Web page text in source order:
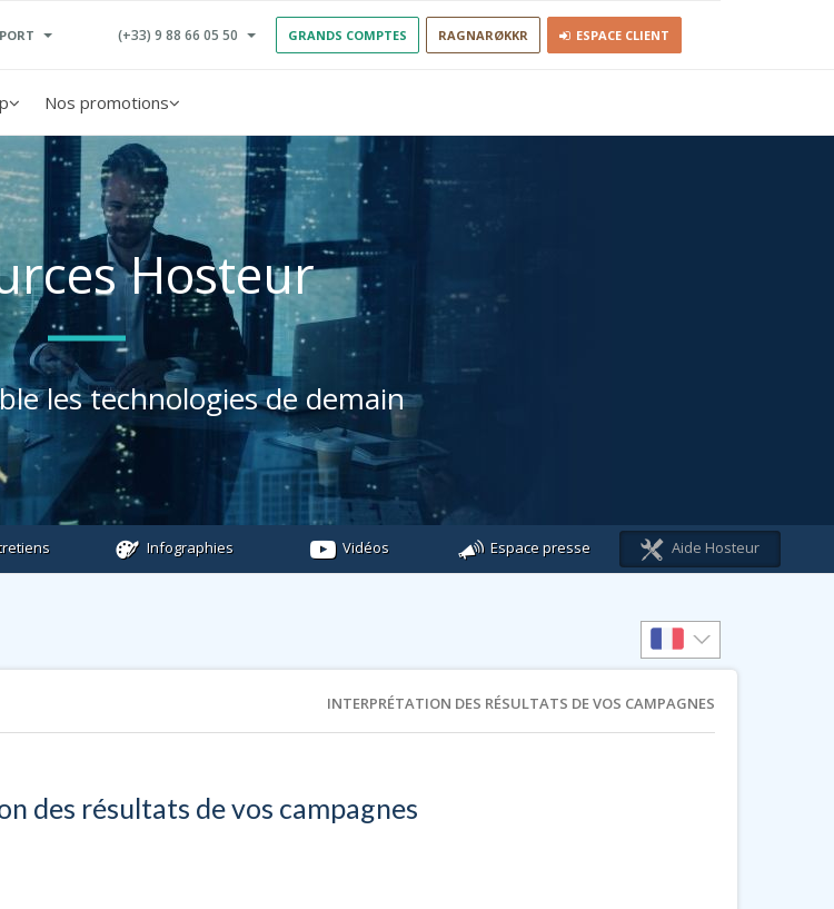
(+33) 9 88 66 05 50 GRANDS COMPTES RAGNARØKKR ESPACE CLIENT
Nos promotions
Hosteur
les technologies de demain
Infographies Vidéos Espace presse Aide Hosteur
INTERPRÉTATION DES RÉSULTATS DE VOS CAMPAGNES
des résultats de vos campagnes